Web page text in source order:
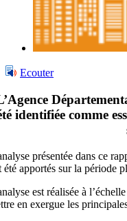
Ecouter
AgenceD
identifiée comme
présentée dans ce
été apportés sur la période
est réalisée à
en exergue les